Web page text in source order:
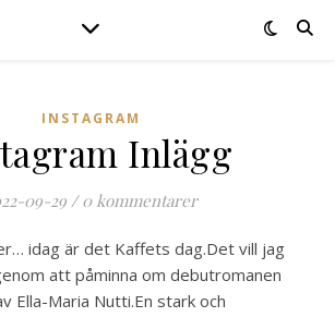
INSTAGRAM
Inlägg
09-29 / 0 kommentarer
idag är det Kaffets dag.Det vill jag
att påminna om debutromanen
Ella-Maria Nutti.En stark och